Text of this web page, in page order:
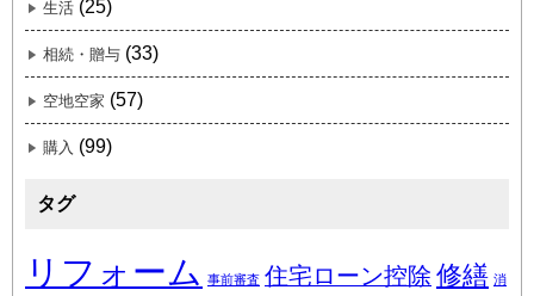
生活 (25)
相続・贈与 (33)
空地空家 (57)
購入 (99)
タグ
リフォーム 事前審査 住宅ローン控除 修繕 消